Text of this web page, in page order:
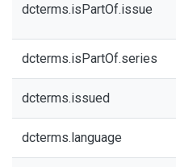
dcterms.isPartOf.issue
dcterms.isPartOf.series
dcterms.issued
dcterms.language